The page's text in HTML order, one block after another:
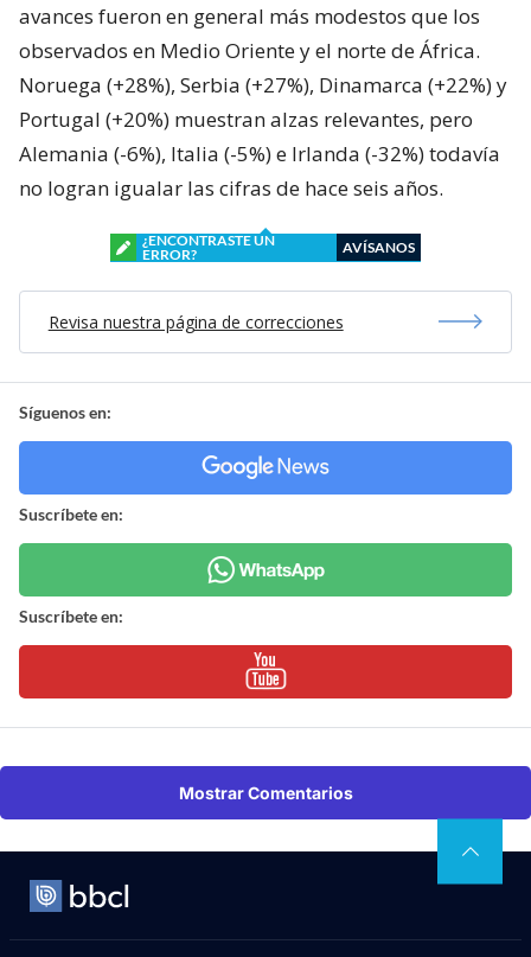
avances fueron en general más modestos que los
observados en Medio Oriente y el norte de África.
Noruega (+28%), Serbia (+27%), Dinamarca (+22%) y
Portugal (+20%) muestran alzas relevantes, pero
Alemania (-6%), Italia (-5%) e Irlanda (-32%) todavía
no logran igualar las cifras de hace seis años.
¿ENCONTRASTE UN
ERROR?
AVÍSANOS
Revisa nuestra página de correcciones
Síguenos en:
Suscríbete en:
Suscríbete en:
Mostrar Comentarios